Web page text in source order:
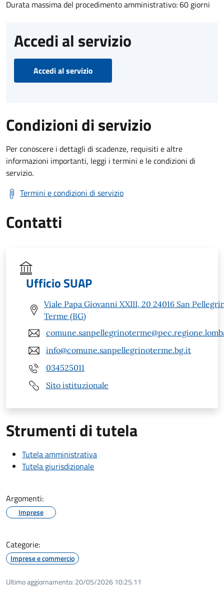
Durata massima del procedimento amministrativo: 60 giorni
Accedi al servizio
Accedi al servizio
Condizioni di servizio
Per conoscere i dettagli di scadenze, requisiti e altre
informazioni importanti, leggi i termini e le condizioni di
servizio.
Termini e condizioni di servizio
Contatti
Ufficio SUAP
Viale Papa Giovanni XXIII, 20 24016 San
Terme (BG)
info@comune.sanpellegrinoterme.bg.it
034525011
Sito istituzionale
Strumenti di tutela
Tutela amministrativa
Tutela giurisdizionale
Argomenti:
Imprese
Categorie:
Imprese e commercio
Ultimo aggiornamento: 20/05/2026 10:25.11